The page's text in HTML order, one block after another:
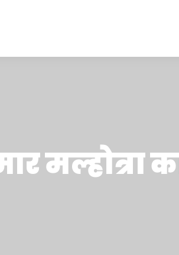
मल्होत्रा